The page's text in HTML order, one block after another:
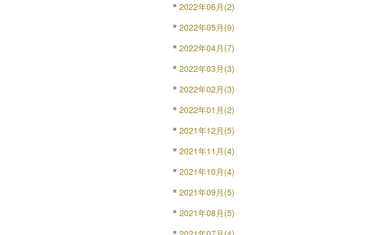
2022年06月(2)
2022年05月(9)
2022年04月(7)
2022年03月(3)
2022年02月(3)
2022年01月(2)
2021年12月(5)
2021年11月(4)
2021年10月(4)
2021年09月(5)
2021年08月(5)